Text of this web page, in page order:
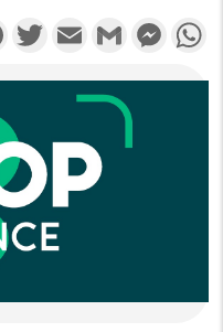
FacebookTwitterEmail Gmail